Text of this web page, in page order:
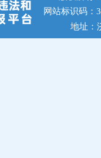
网站标识码：
地址：